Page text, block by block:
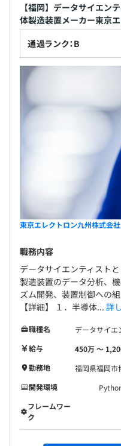
昇給：原則年1回（7月）
社会保険完備（健康保険
保険）
6カ月（期間中、給与の
【福岡】データサイエン
体製造装置メーカー東京
通過ランク：B
東京エレクトロン九州株式会社
職務内容
データサイエンティスト
製造装置のデータ分析、
ズム開発、装置制御への
【詳細】 １．半導体... 詳
職種名
データサイエ
給与
450万 〜
勤務地
福岡県福岡市
開発環境
フレームワー
ク